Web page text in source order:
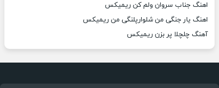
اهنگ جناب سروان ولم کن ریمیکس
اهنگ یار جنگی من شلوارپلنگی من ریمیکس
آهنگ چلچلا پر بزن ریمیکس